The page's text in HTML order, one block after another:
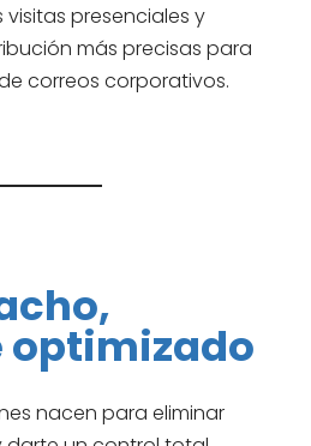
presenciales y
más precisas para
correos corporativos.
optimizado
nacen para eliminar